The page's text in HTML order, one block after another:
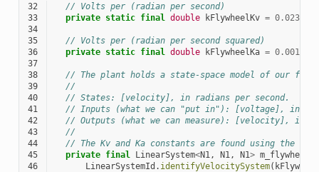
32
// Volts per (radian per second)
33
private static final double kFlywheelKv = 0.023;
34
35
// Volts per (radian per second squared)
36
private static final double kFlywheelKa = 0.001;
37
38
// The plant holds a state-space model of our
39
//
40
// States: [velocity], in radians per second.
41
// Inputs (what we can "put in"): [voltage], in
42
// Outputs (what we can measure): [velocity], in
43
//
44
// The Kv and Ka constants are found using the
45
private final LinearSystem<N1, N1, N1>
46
LinearSystemId . identifyVelocitySystem(